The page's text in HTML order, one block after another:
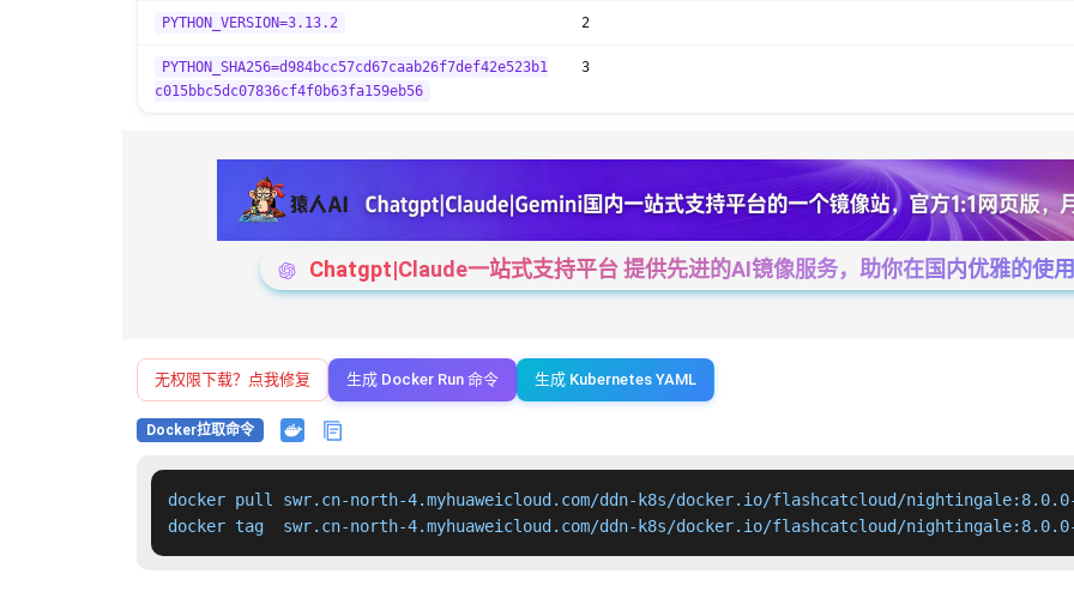
PYTHON_VERSION=3.13.2 2
PYTHON_SHA256=d984bcc57cd67caab26f7def42e523b1
c015bbc5dc07836cf4f0b63fa159eb56
3
Chatgpt|Claude一站式支持平台 提供先进的AI镜像服务，助你在国内优雅的使
无权限下载？点我修复 生成 Docker Run 命令 生成 Kubernetes YAML
Docker拉取命令
docker pull swr.cn-north-4.myhuaweicloud.com/ddn-k8s/docker.io/flashcatcloud/
docker tag  swr.cn-north-4.myhuaweicloud.com/ddn-k8s/docker.io/flashcatcloud/